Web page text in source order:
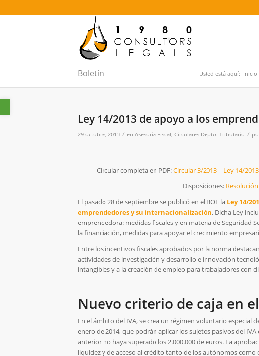
Abrir barra de herramientas
Boletín Usted está aquí: Inicio
Ley 14/2013 de apoyo a los
29 octubre, 2013 / en Asesoría Fiscal, Circulares Depto. Tributario /
Circular completa en PDF:Circular 3/2013 – Ley 14/
Disposiciones:
El pasado 28 de septiembre se publicó en el BOE la Ley 14/
emprendedores y su internacionalización. Dicha Ley
emprendedora: medidas fiscales y en materia de Seguridad
la financiación, medidas para apoyar el crecimiento
Entre los incentivos fiscales aprobados por la norma
actividades de investigación y desarrollo e innovación
intangibles y a la creación de empleo para trabajadores con
Nuevo criterio de caja en
En el ámbito del IVA, se crea un régimen voluntario especial
enero de 2014, que podrán aplicar los sujetos pasivos del
anterior no haya superado los 2.000.000 de euros. La
liquidez y de acceso al crédito tanto de los autónomos como